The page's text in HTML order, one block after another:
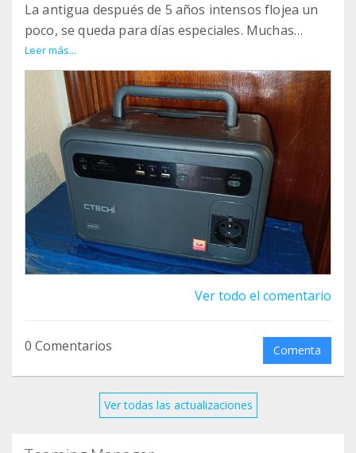
La antigua después de 5 años intensos flojea un
poco, se queda para días especiales. Muchas
gracias por la ayuda, hacemos muchísimo con muy
poco dinero!
Leer más...
Ver todo el comentario
0 Comentarios Comenta
Ver todas las actualizaciones